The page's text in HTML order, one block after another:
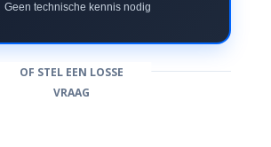
Geen technische kennis nodig
OF STEL EEN LOSSE
VRAAG